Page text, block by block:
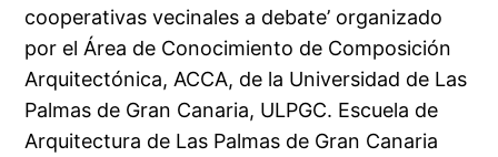
cooperativas vecinales a debate’ organizado
por el Área de Conocimiento de Composición
Arquitectónica, ACCA, de la Universidad de Las
Palmas de Gran Canaria, ULPGC. Escuela de
Arquitectura de Las Palmas de Gran Canaria